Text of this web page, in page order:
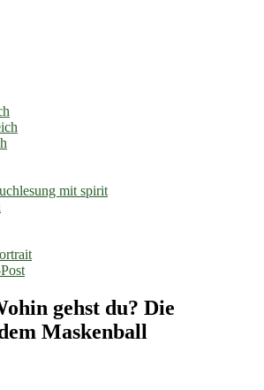
mit spirit
deiner Seelegehst du? Die
Maskenball